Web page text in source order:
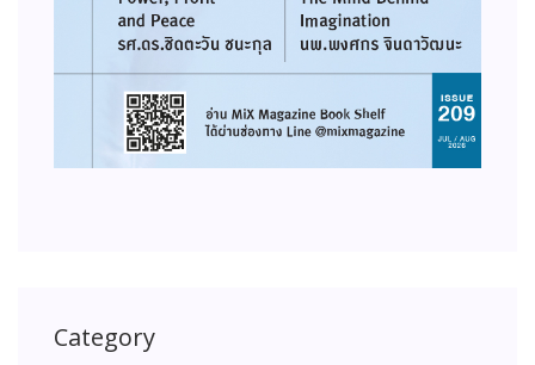
Category